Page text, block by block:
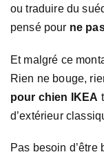
ou traduire du
pensé pour ne
Et malgré ce
Rien ne bouge,
pour chien IKEA
d’extérieur
Pas besoin d’être